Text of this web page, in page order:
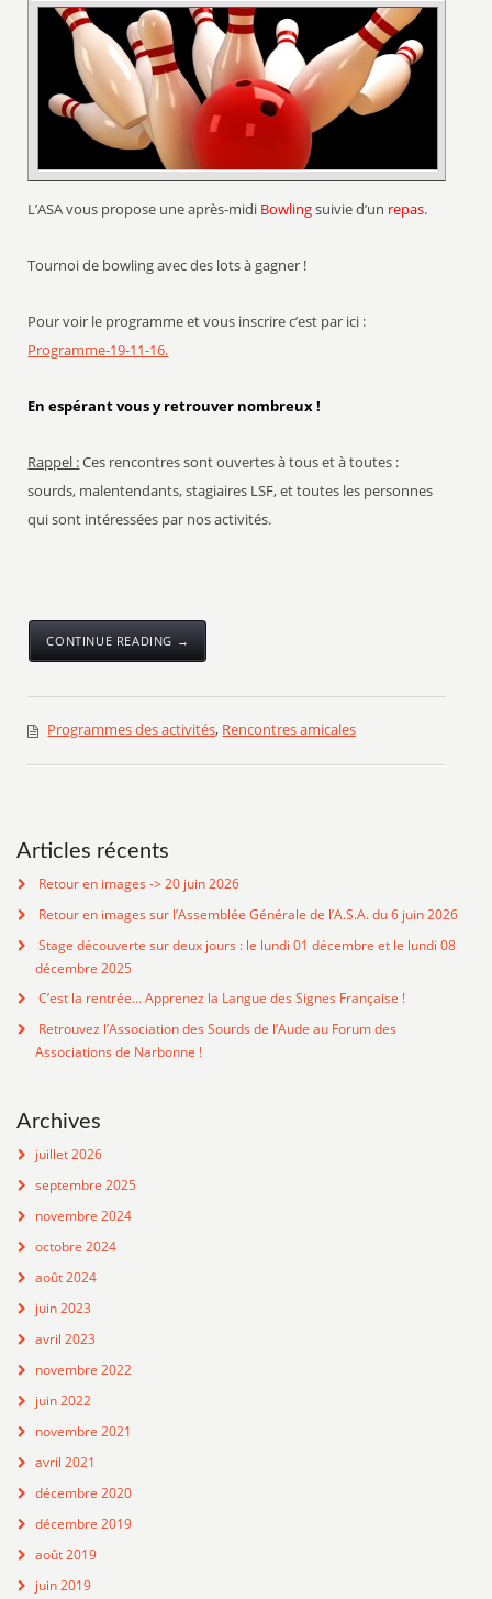
L’ASA vous propose une après-midi Bowlingsuivie d’un repas.
Tournoi de bowling avec des lots à gagner !
Pour voir le programme et vous inscrire c’est par ici :
Programme-19-11-16.
En espérant vous y retrouver nombreux !
Rappel :Ces rencontres sont ouvertes à tous et à toutes :
sourds, malentendants, stagiaires LSF, et toutes les personnes
qui sont intéressées par nos activités.
CONTINUE READING →
Programmes des activités, Rencontres amicales
Articles récents
Retour en images -> 20 juin 2026
Retour en images sur l’Assemblée Générale de l’A.S.A. du 6 juin 2026
Stage découverte sur deux jours : le lundi 01 décembre et le lundi 08
décembre 2025
C’est la rentrée… Apprenez la Langue des Signes Française !
Retrouvez l’Association des Sourds de l’Aude au Forum des
Associations de Narbonne !
Archives
juillet 2026
septembre 2025
novembre 2024
octobre 2024
août 2024
juin 2023
avril 2023
novembre 2022
juin 2022
novembre 2021
avril 2021
décembre 2020
décembre 2019
août 2019
juin 2019